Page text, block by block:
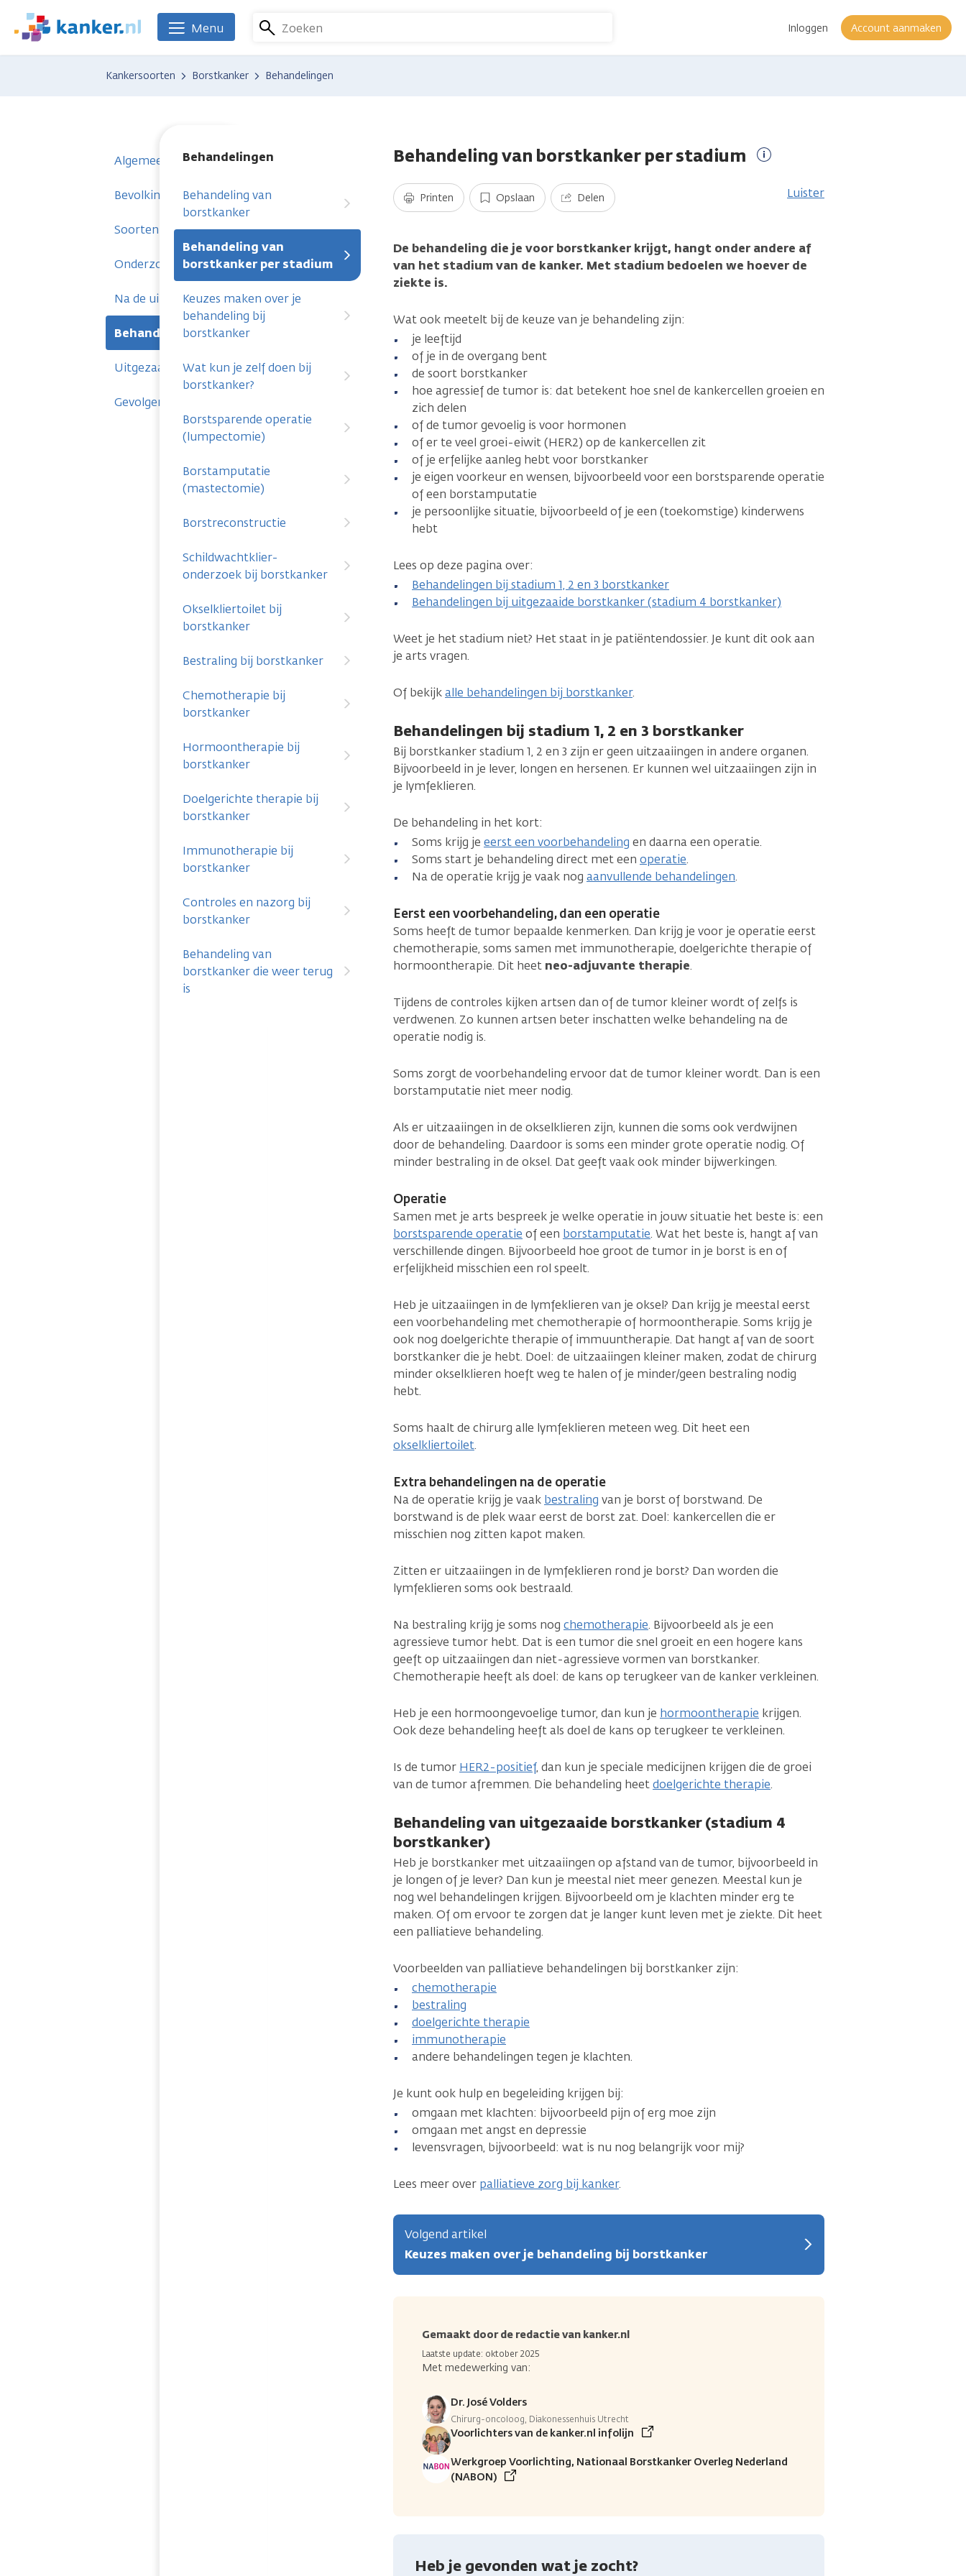
naar
We
zijn
Zoeken Inloggen Account aanmaken
Menu
Kankersoorten Borstkanker Behandelingen
Algemeen
Bevolkingsonderzoek en voorstadium
Soorten borstkanker
Onderzoeken
Na de uitslag
Behandelingen
Behandelingen
Behandeling van
borstkanker
Behandeling van
borstkanker per stadium
Keuzes maken over je
behandeling bij
borstkanker
Wat kun je zelf doen bij
borstkanker?
Borstsparende operatie
(lumpectomie)
Borstamputatie
(mastectomie)
Borstreconstructie
Schildwachtklier-
onderzoek bij borstkanker
Okselkliertoilet bij
borstkanker
Bestraling bij borstkanker
Chemotherapie bij
borstkanker
Hormoontherapie bij
borstkanker
Doelgerichte therapie bij
borstkanker
Immunotherapie bij
borstkanker
Controles en nazorg bij
borstkanker
Behandeling van
borstkanker die weer terug
is
Uitgezaaide borstkanker
Gevolgen
Behandeling van borstkanker per stadium
informatie
Printen Opslaan Delen Luister
De behandeling die je voor borstkanker krijgt, hangt onder andere af
van het stadium van de kanker. Met stadium bedoelen we hoever de
ziekte is.
Wat ook meetelt bij de keuze van je behandeling zijn:
je leeftijd
of je in de overgang bent
de soort borstkanker
hoe agressief de tumor is: dat betekent hoe snel de kankercellen groeien en
zich delen
of de tumor gevoelig is voor hormonen
of er te veel groei-eiwit (HER2) op de kankercellen zit
of je erfelijke aanleg hebt voor borstkanker
je eigen voorkeur en wensen, bijvoorbeeld voor een borstsparende operatie
of een borstamputatie
je persoonlijke situatie, bijvoorbeeld of je een (toekomstige) kinderwens
hebt
Lees op deze pagina over:
Behandelingen bij stadium 1, 2 en 3 borstkanker
Behandelingen bij uitgezaaide borstkanker (stadium 4 borstkanker)
Weet je het stadium niet? Het staat in je patiëntendossier. Je kunt dit ook aan
je arts vragen.
Of bekijkalle behandelingen bij borstkanker.
Behandelingen bij stadium 1, 2 en 3 borstkanker
Bij borstkanker stadium 1, 2 en 3 zijn er geen uitzaaiingen in andere organen.
Bijvoorbeeld in je lever, longen en hersenen. Er kunnen wel uitzaaiingen zijn in
je lymfeklieren.
De behandeling in het kort:
Soms krijg je eerst een voorbehandeling en daarna een operatie.
Soms start je behandeling direct met een operatie.
Na de operatie krijg je vaak nog aanvullende behandelingen.
Eerst een voorbehandeling, dan een operatie
Soms heeft de tumor bepaalde kenmerken. Dan krijg je voor je operatie eerst
chemotherapie, soms samen met immunotherapie, doelgerichte therapie of
hormoontherapie. Dit heet neo-adjuvante therapie.
Tijdens de controles kijken artsen dan of de tumor kleiner wordt of zelfs is
verdwenen. Zo kunnen artsen beter inschatten welke behandeling na de
operatie nodig is.
Soms zorgt de voorbehandeling ervoor dat de tumor kleiner wordt. Dan is een
borstamputatie niet meer nodig.
Als er uitzaaiingen in de okselklieren zijn, kunnen die soms ook verdwijnen
door de behandeling. Daardoor is soms een minder grote operatie nodig. Of
minder bestraling in de oksel. Dat geeft vaak ook minder bijwerkingen.
Operatie
Samen met je arts bespreek je welke operatie in jouw situatie het beste is: een
borstsparende operatie of een borstamputatie. Wat het beste is, hangt af van
verschillende dingen. Bijvoorbeeld hoe groot de tumor in je borst is en of
erfelijkheid misschien een rol speelt.
Heb je uitzaaiingen in de lymfeklieren van je oksel? Dan krijg je meestal eerst
een voorbehandeling met chemotherapie of hormoontherapie. Soms krijg je
ook nog doelgerichte therapie of immuuntherapie. Dat hangt af van de soort
borstkanker die je hebt. Doel: de uitzaaiingen kleiner maken, zodat de chirurg
minder okselklieren hoeft weg te halen of je minder/geen bestraling nodig
hebt.
Soms haalt de chirurg alle lymfeklieren meteen weg. Dit heet een
okselkliertoilet.
Extra behandelingen na de operatie
Na de operatie krijg je vaak bestraling van je borst of borstwand. De
borstwand is de plek waar eerst de borst zat. Doel: kankercellen die er
misschien nog zitten kapot maken.
Zitten er uitzaaiingen in de lymfeklieren rond je borst? Dan worden die
lymfeklieren soms ook bestraald.
Na bestraling krijg je soms nog chemotherapie. Bijvoorbeeld als je een
agressieve tumor hebt. Dat is een tumor die snel groeit en een hogere kans
geeft op uitzaaiingen dan niet-agressieve vormen van borstkanker.
Chemotherapie heeft als doel: de kans op terugkeer van de kanker verkleinen.
Heb je een hormoongevoelige tumor, dan kun je hormoontherapie krijgen.
Ook deze behandeling heeft als doel de kans op terugkeer te verkleinen.
Is de tumor HER2-positief, dan kun je speciale medicijnen krijgen die de groei
van de tumor afremmen. Die behandeling heetdoelgerichte therapie.
Behandeling van uitgezaaide borstkanker (stadium 4
borstkanker)
Heb je borstkanker met uitzaaiingen op afstand van de tumor, bijvoorbeeld in
je longen of je lever? Dan kun je meestal niet meer genezen. Meestal kun je
nog wel behandelingen krijgen. Bijvoorbeeld om je klachten minder erg te
maken. Of om ervoor te zorgen dat je langer kunt leven met je ziekte. Dit heet
een palliatieve behandeling.
Voorbeelden van palliatieve behandelingen bij borstkanker zijn:
chemotherapie
bestraling
doelgerichte therapie
immunotherapie
andere behandelingen tegen je klachten.
Je kunt ook hulp en begeleiding krijgen bij:
omgaan met klachten: bijvoorbeeld pijn of erg moe zijn
omgaan met angst en depressie
levensvragen, bijvoorbeeld: wat is nu nog belangrijk voor mij?
Lees meer over palliatieve zorg bij kanker.
Volgend artikel
Keuzes maken over je behandeling bij borstkanker
Gemaakt door de redactie van kanker.nl
Laatste update: oktober 2025
Met medewerking van:
Dr. José Volders
Chirurg-oncoloog, Diakonessenhuis Utrecht
Voorlichters van de kanker.nl infolijn
Werkgroep Voorlichting, Nationaal Borstkanker Overleg Nederland
(NABON)
Heb je gevonden wat je zocht?